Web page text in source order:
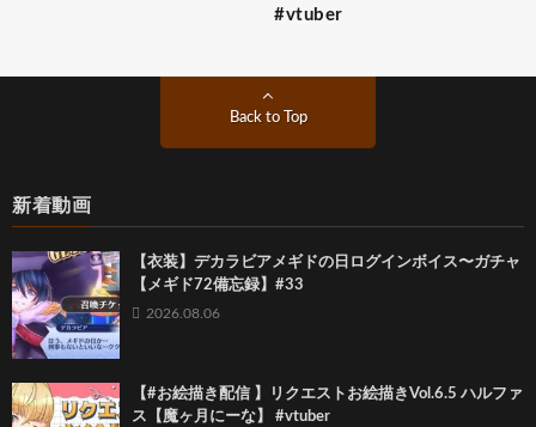
#vtuber
Back to Top
新着動画
【衣装】デカラビアメギドの日ログインボイス〜ガチャ
【メギド72備忘録】#33
2026.08.06
【#お絵描き配信 】リクエストお絵描きVol.6.5 ハルファ
ス【魔ヶ月にーな】 #vtuber